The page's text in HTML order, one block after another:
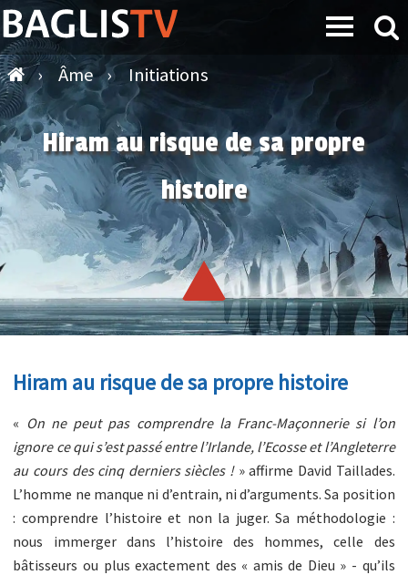
› Âme › Initiations
Hiram au risque de sa propre
histoire
Hiram au risque de sa propre histoire
« On ne peut pas comprendre la Franc-Maçonnerie si l’on
ignore ce qui s’est passé entre l’Irlande, l’Ecosse et l’Angleterre
au cours des cinq derniers siècles !» affirme David Taillades.
L’homme ne manque ni d’entrain, ni d’arguments. Sa position
: comprendre l’histoire et non la juger. Sa méthodologie :
nous immerger dans l’histoire des hommes, celle des
bâtisseurs ou plus exactement des « amis de Dieu » - qu’ils